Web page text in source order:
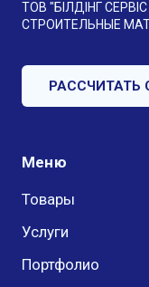
ТОВ "БІЛДІНГ
СТРОИТЕЛЬНЫЕ
РАССЧИТАТЬ
Меню
Товары
Услуги
Портфолио